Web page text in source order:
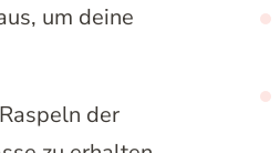
um deine
der